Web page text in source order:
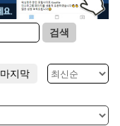
검색
마지막